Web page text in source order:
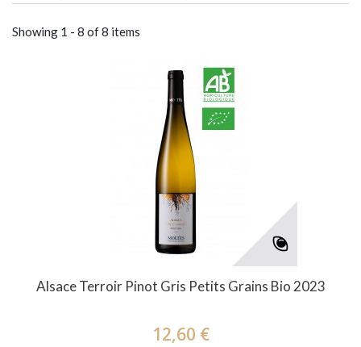
Showing 1 - 8 of 8 items
Alsace Terroir Pinot Gris Petits Grains Bio 2023
12,60 €